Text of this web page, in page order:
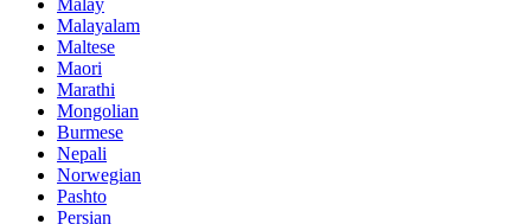
Malayalam
Maltese
Maori
Marathi
Mongolian
Burmese
Nepali
Norwegian
Pashto
Persian